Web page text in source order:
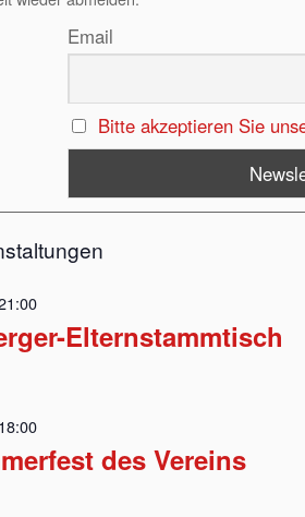
Email
Bitte akzeptieren Sie
Elternstammtisch
18:00
des Vereins